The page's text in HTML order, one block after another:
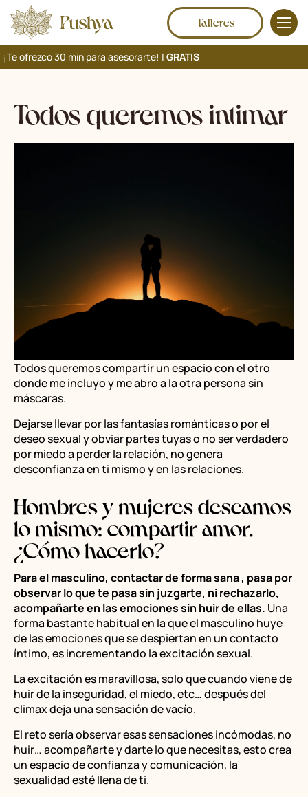
Talleres
¡Te ofrezco 30 min para asesorarte! | GRATIS
Todos queremos intimar
Todos queremos compartir un espacio con el otro
donde me incluyo y me abro a la otra persona sin
máscaras.
Dejarse llevar por las fantasías románticas o por el
deseo sexual y obviar partes tuyas o no ser verdadero
por miedo a perder la relación, no genera
desconfianza en ti mismo y en las relaciones.
Hombres y mujeres deseamos
lo mismo: compartir amor.
¿Cómo hacerlo?
Para el masculino, contactar de forma sana , pasa por
observar lo que te pasa sin juzgarte, ni rechazarlo,
acompañarte en las emociones sin huir de ellas. Una
forma bastante habitual en la que el masculino huye
de las emociones que se despiertan en un contacto
íntimo, es incrementando la excitación sexual.
La excitación es maravillosa, solo que cuando viene de
huir de la inseguridad, el miedo, etc… después del
climax deja una sensación de vacío.
El reto sería observar esas sensaciones incómodas, no
huir… acompañarte y darte lo que necesitas, esto crea
un espacio de confianza y comunicación, la
sexualidad esté llena de ti.